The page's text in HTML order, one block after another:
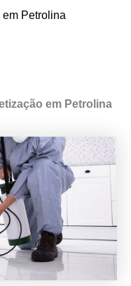
Petrolina
em Petrolina